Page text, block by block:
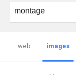
web images